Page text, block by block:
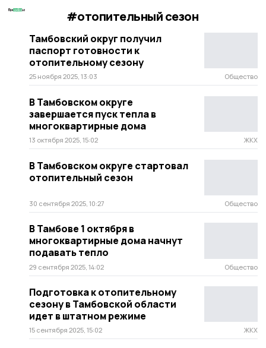
#отопительный сезон
Тамбовский округ получил
паспорт готовности к
отопительному сезону
25 ноября 2025, 13:03 Общество
В Тамбовском округе
завершается пуск тепла в
многоквартирные дома
13 октября 2025, 15:02 ЖКХ
В Тамбовском округе стартовал
отопительный сезон
30 сентября 2025, 10:27 Общество
В Тамбове 1 октября в
многоквартирные дома начнут
подавать тепло
29 сентября 2025, 14:02 Общество
Подготовка к отопительному
сезону в Тамбовской области
идет в штатном режиме
15 сентября 2025, 15:02 ЖКХ